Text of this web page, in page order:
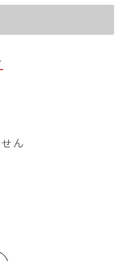
もと一緒に楽しめ
。
ん